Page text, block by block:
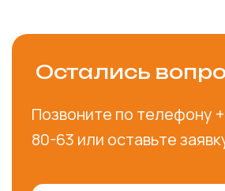
Остались
Позвоните по телефону
80-63 или оставьте